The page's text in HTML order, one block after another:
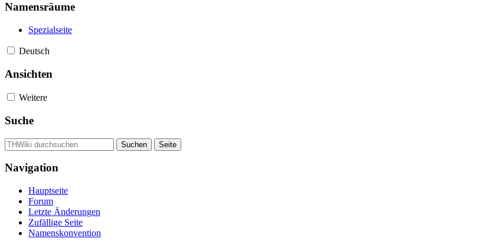
Namensräume
Spezialseite
Deutsch
Ansichten
Weitere
Suche
Navigation
Hauptseite
Forum
Letzte Änderungen
Zufällige Seite
Namenskonvention